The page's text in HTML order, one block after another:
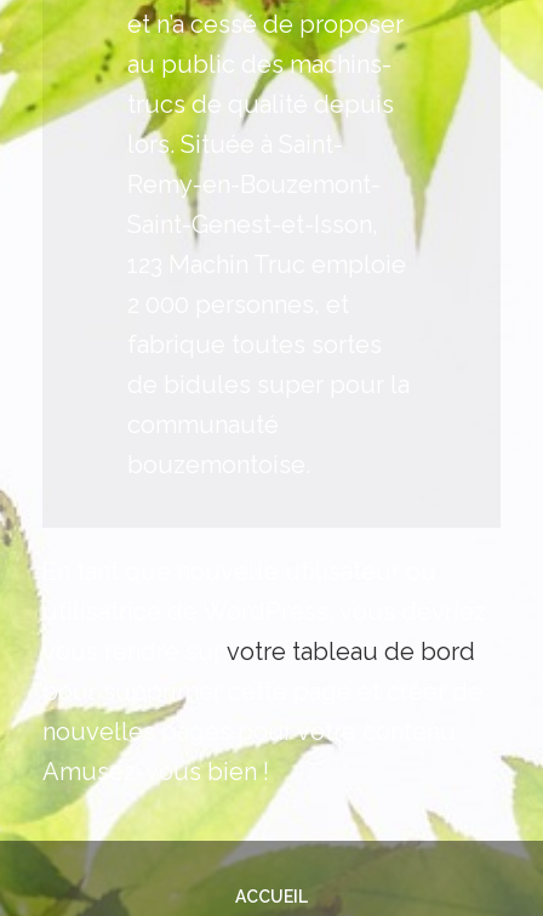
et n’a cessé de proposer
au public des machins-
trucs de qualité depuis
lors. Située à Saint-
Remy-en-Bouzemont-
Saint-Genest-et-Isson,
votre tableau de bord
pour supprimer cette page et créer de
nouvelles pages pour votre contenu.
Amusez-vous bien !
ACCUEIL